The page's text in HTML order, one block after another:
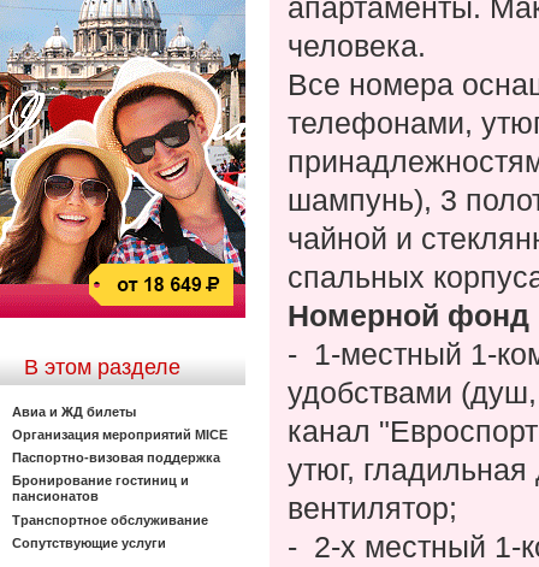
В этом разделе
Авиа и ЖД билеты
Организация мероприятий MICE
Паспортно-визовая поддержка
Бронирование гостиниц и
пансионатов
Транспортное обслуживание
Сопутствующие услуги
апартаменты.
человека.
Все номера
телефонами,
шампунь), 3
чайной и
спальных
Номерной фонд
- 1-местный 1-
удобствами
канал
утюг,
вентилятор;
- 2-х местный 1-